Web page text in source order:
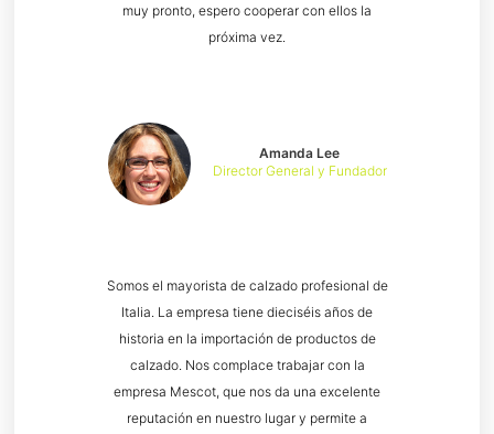
Somos el mayorista de calzado profesional de
Italia. La empresa tiene dieciséis años de
historia en la importación de productos de
calzado. Nos complace trabajar con la
empresa Mescot, que nos da una excelente
reputación en nuestro lugar y permite a
Amanda Lee
Director General y Fundador
muy pronto, espero cooperar con ellos la
próxima vez.